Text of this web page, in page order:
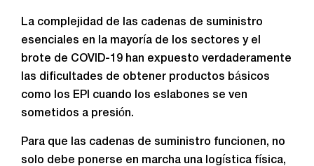
La complejidad de las cadenas de suministro
esenciales en la mayoría de los sectores y el
brote de COVID-19 han expuesto verdaderamente
las dificultades de obtener productos básicos
como los EPI cuando los eslabones se ven
sometidos a presión.
Para que las cadenas de suministro funcionen, no
solo debe ponerse en marcha una logística física,